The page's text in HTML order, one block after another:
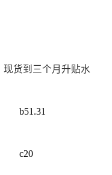
现货到三个月升贴水
b51.31
c20